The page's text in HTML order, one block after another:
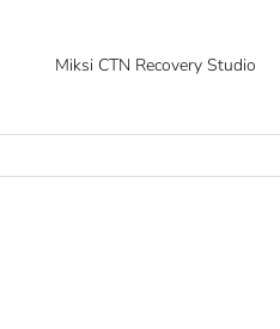
Miksi CTN Recovery Studio